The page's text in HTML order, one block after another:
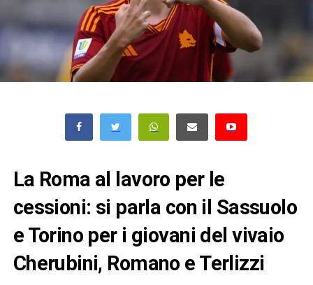
La Roma al lavoro per le
cessioni: si parla con il Sassuolo
e Torino per i giovani del vivaio
Cherubini, Romano e Terlizzi